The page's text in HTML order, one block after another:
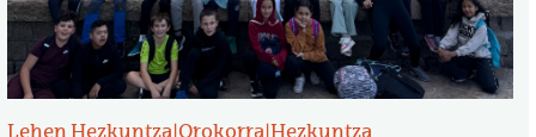
Lehen Hezkuntza| Orokorra| Hezkuntza